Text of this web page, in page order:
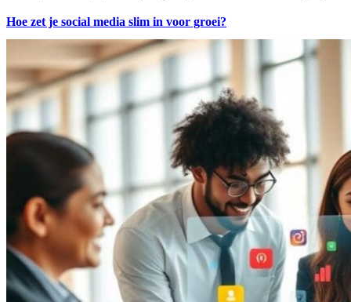
Hoe zet je social media slim in voor groei?